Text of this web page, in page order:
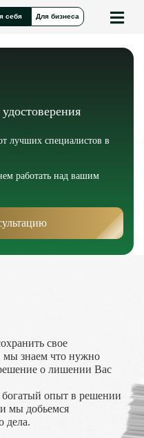
себя Для бизнеса
лучших специалистов в
работать над вашим
свое
мы знаем что нужно
о лишении Вас
опыт в решении
мы добьемся
дела.